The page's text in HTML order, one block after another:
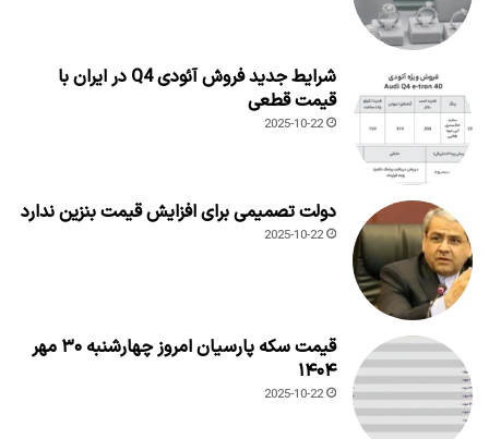
شرایط جدید فروش آئودی Q4 در ایران با
قیمت قطعی
2025-10-22
دولت تصمیمی برای افزایش قیمت بنزین ندارد
2025-10-22
قیمت سکه پارسیان امروز چهارشنبه ۳۰ مهر
۱۴۰۴
2025-10-22